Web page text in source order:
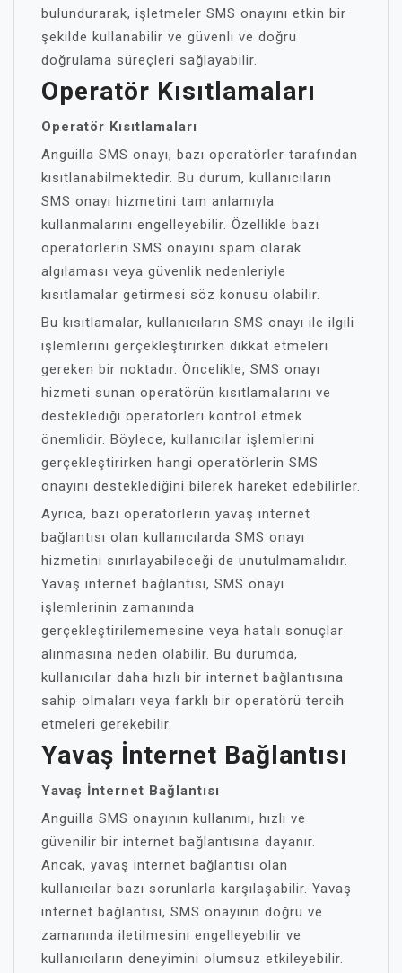
bulundurarak, işletmeler SMS onayını etkin bir
şekilde kullanabilir ve güvenli ve doğru
doğrulama süreçleri sağlayabilir.
Operatör Kısıtlamaları
Operatör Kısıtlamaları
Anguilla SMS onayı, bazı operatörler tarafından
kısıtlanabilmektedir. Bu durum, kullanıcıların
SMS onayı hizmetini tam anlamıyla
kullanmalarını engelleyebilir. Özellikle bazı
operatörlerin SMS onayını spam olarak
algılaması veya güvenlik nedenleriyle
kısıtlamalar getirmesi söz konusu olabilir.
Bu kısıtlamalar, kullanıcıların SMS onayı ile ilgili
işlemlerini gerçekleştirirken dikkat etmeleri
gereken bir noktadır. Öncelikle, SMS onayı
hizmeti sunan operatörün kısıtlamalarını ve
desteklediği operatörleri kontrol etmek
önemlidir. Böylece, kullanıcılar işlemlerini
gerçekleştirirken hangi operatörlerin SMS
onayını desteklediğini bilerek hareket edebilirler.
Ayrıca, bazı operatörlerin yavaş internet
bağlantısı olan kullanıcılarda SMS onayı
hizmetini sınırlayabileceği de unutulmamalıdır.
Yavaş internet bağlantısı, SMS onayı
işlemlerinin zamanında
gerçekleştirilememesine veya hatalı sonuçlar
alınmasına neden olabilir. Bu durumda,
kullanıcılar daha hızlı bir internet bağlantısına
sahip olmaları veya farklı bir operatörü tercih
etmeleri gerekebilir.
Yavaş İnternet Bağlantısı
Yavaş İnternet Bağlantısı
Anguilla SMS onayının kullanımı, hızlı ve
güvenilir bir internet bağlantısına dayanır.
Ancak, yavaş internet bağlantısı olan
kullanıcılar bazı sorunlarla karşılaşabilir. Yavaş
internet bağlantısı, SMS onayının doğru ve
zamanında iletilmesini engelleyebilir ve
kullanıcıların deneyimini olumsuz etkileyebilir.